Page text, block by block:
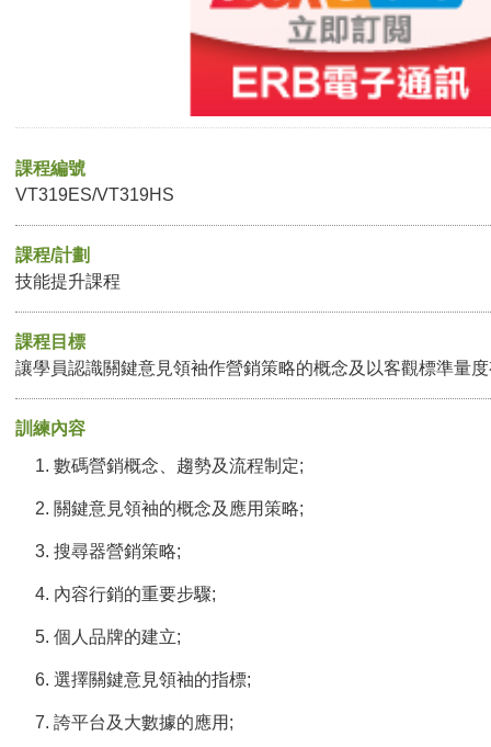
課程編號
VT319ES/VT319HS
課程/計劃
技能提升課程
課程目標
讓學員認識關鍵意見領袖作營銷策略的概念及以客觀標準量
訓練內容
數碼營銷概念、趨勢及流程制定;
關鍵意見領袖的概念及應用策略;
搜尋器營銷策略;
內容行銷的重要步驟;
個人品牌的建立;
選擇關鍵意見領袖的指標;
誇平台及大數據的應用;